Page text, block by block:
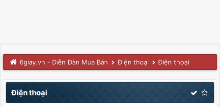
6giay.vn - Diễn Đàn Mua Bán Điện thoại Điện thoại
Điện thoại